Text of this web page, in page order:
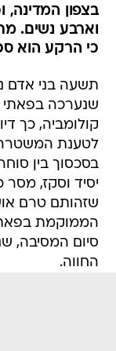
בצפון המדינה,
וארבע נשים.
כי הרקע הוא
תשעה בני אדם
שנערכה בפאתי
קולומביה, כך
לטענת
בסכסוך בין
יסיד וסקז, מסר
שזהותם טרם
הממוקמת
סיום המסיבה,
החווה.